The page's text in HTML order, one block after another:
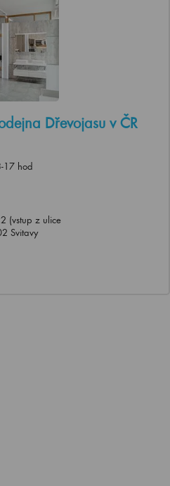
Dřevojasu v ČR
17 hod
(vstup z ulice
Svitavy